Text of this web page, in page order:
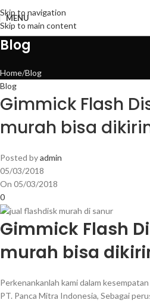
Skip to navigation
Skip to main content
MENU
Blog
Home Blog
Blog
Gimmick Flash
murah bisa
Posted byadmin
05/03/2018
On 05/03/2018
0
Gimmick Flash
murah bisa
Perkenankanlah kami dalam
PT. Panca Mitra Indonesia, Sebagai